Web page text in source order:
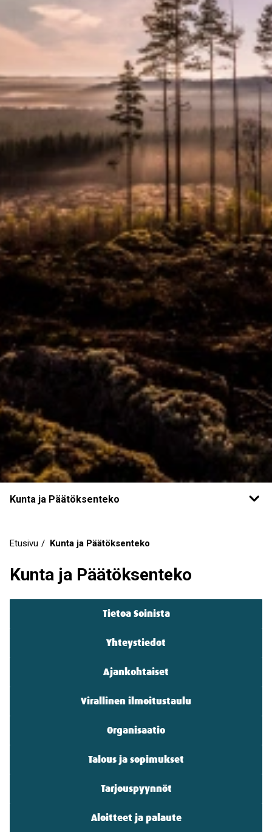
Kunta ja Päätöksenteko
Etusivu Kunta ja Päätöksenteko
Kunta ja Päätöksenteko
Tietoa Soinista
Yhteystiedot
Ajankohtaiset
Virallinen ilmoitustaulu
Organisaatio
Talous ja sopimukset
Tarjouspyynnöt
Aloitteet ja palaute